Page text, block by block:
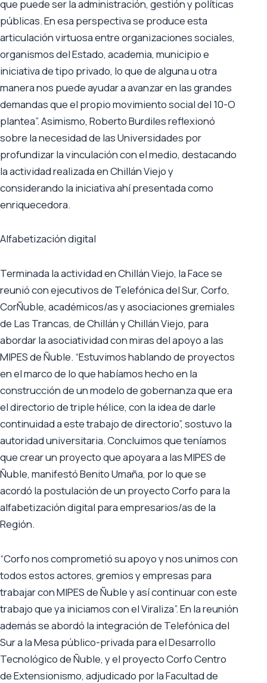
que puede ser la administración, gestión y políticas
públicas. En esa perspectiva se produce esta
articulación virtuosa entre organizaciones sociales,
organismos del Estado, academia, municipio e
iniciativa de tipo privado, lo que de alguna u otra
manera nos puede ayudar a avanzar en las grandes
demandas que el propio movimiento social del 10-O
plantea”. Asimismo, Roberto Burdiles reflexionó
sobre la necesidad de las Universidades por
profundizar la vinculación con el medio, destacando
la actividad realizada en Chillán Viejo y
considerando la iniciativa ahí presentada como
enriquecedora.
Alfabetización digital
Terminada la actividad en Chillán Viejo, la Face se
reunió con ejecutivos de Telefónica del Sur, Corfo,
CorÑuble, académicos/as y asociaciones gremiales
de Las Trancas, de Chillán y Chillán Viejo, para
abordar la asociatividad con miras del apoyo a las
MIPES de Ñuble. “Estuvimos hablando de proyectos
en el marco de lo que habíamos hecho en la
construcción de un modelo de gobernanza que era
el directorio de triple hélice, con la idea de darle
continuidad a este trabajo de directorio”, sostuvo la
autoridad universitaria. Concluimos que teníamos
que crear un proyecto que apoyara a las MIPES de
Ñuble, manifestó Benito Umaña, por lo que se
acordó la postulación de un proyecto Corfo para la
alfabetización digital para empresarios/as de la
Región.
“Corfo nos comprometió su apoyo y nos unimos con
todos estos actores, gremios y empresas para
trabajar con MIPES de Ñuble y así continuar con este
trabajo que ya iniciamos con el Viraliza”. En la reunión
además se abordó la integración de Telefónica del
Sur a la Mesa público-privada para el Desarrollo
Tecnológico de Ñuble, y el proyecto Corfo Centro
de Extensionismo, adjudicado por la Facultad de